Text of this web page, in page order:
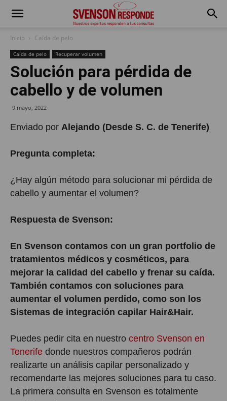
Inicio Caída de pelo
Caída de pelo Recuperar volumen
Solución para pérdida de
cabello y de volumen
9 mayo, 2022
Enviado por Alejando (Desde S. C. de Tenerife)
Pregunta completa:
¿Hay algún método para solucionar mi pérdida de
cabello y aumentar el volumen?
Respuesta de Svenson:
En Svenson contamos con un gran portfolio de
tratamientos médicos y cosméticos, para
mejorar la calidad del cabello y frenar su caída.
También contamos con soluciones para
aumentar el volumen perdido, como son los
Sistemas de integración capilar Hair&Hair.
Puedes pedir cita en nuestro centro Svenson en
Tenerife donde nuestros compañeros podrán
realizarte un análisis capilar personalizado y
recomendarte las mejores soluciones para tu caso.
La primera consulta en Svenson es totalmente